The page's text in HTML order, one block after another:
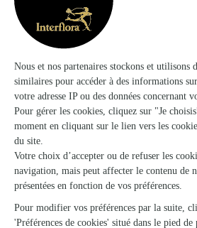
Galgon
★★★
4.6 (106)
Voir la boutique